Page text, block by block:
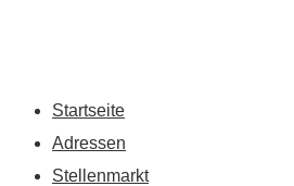
Startseite
Adressen
Stellenmarkt